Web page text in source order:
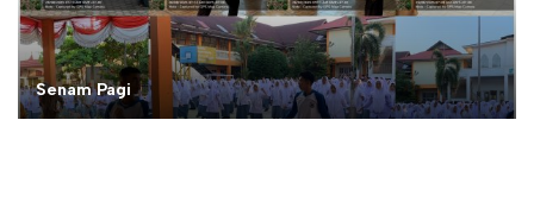
Senam Pagi